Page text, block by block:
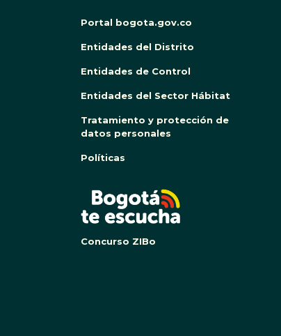
Portal bogota.gov.co
Entidades del Distrito
Entidades de Control
Entidades del Sector Hábitat
Tratamiento y protección de
datos personales
Políticas
Concurso ZIBo